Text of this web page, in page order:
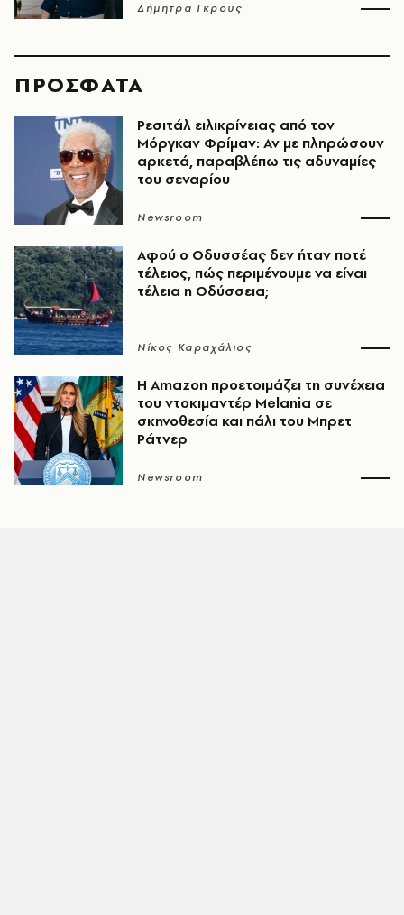
Δήμητρα Γκρους
ΠΡΟΣΦΑΤΑ
Ρεσιτάλ ειλικρίνειας από τον
Μόργκαν Φρίμαν: Αν με πληρώσουν
αρκετά, παραβλέπω τις αδυναμίες
του σεναρίου
Newsroom
Αφού ο Οδυσσέας δεν ήταν ποτέ
τέλειος, πώς περιμένουμε να είναι
τέλεια η Οδύσσεια;
Νίκος Καραχάλιος
Η Amazon προετοιμάζει τη συνέχεια
του ντοκιμαντέρ Melania σε
σκηνοθεσία και πάλι του Μπρετ
Ράτνερ
Newsroom